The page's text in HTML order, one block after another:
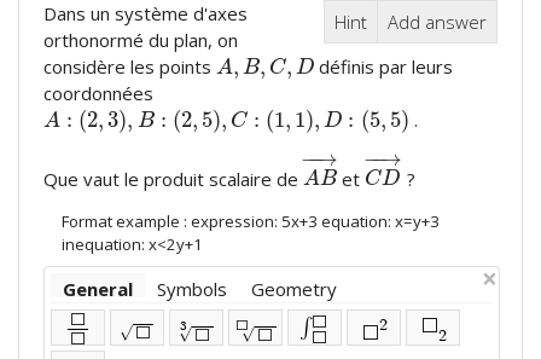
Hint Add answer
Dans un système d'axes
orthonormé du plan, on
considère les points A, B, C, D
A,B,C, D
définis par leurs
coordonnées
A : (2, 3), B : (2, 5), C : (1, 1), D : (5, 5)
A:( 2 3),B:(2 ,5) C :(1, 1),D :(5 ,5) .
Que vaut le produit scalaire de AB
−→
−
AB→et CD
−→
−
CD→ ?
Format example : expression: 5x+3 equation: x=y+3
inequation: x<2y+1
×
General Symbols Geometry
⬜
⬜
√ ⬜ 3
√ ⬜
⬜√ ⬜ ∫⬜
⬜
⬜2
2